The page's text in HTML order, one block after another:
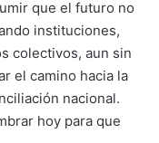
que el futuro no
instituciones,
colectivos, aun sin
el camino hacia la
nacional.
hoy para que